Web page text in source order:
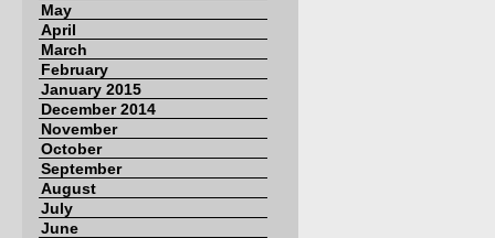
May
April
March
February
January 2015
December 2014
November
October
September
August
July
June